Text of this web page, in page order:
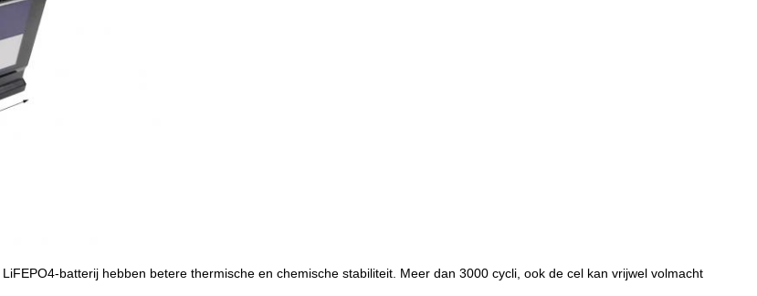
batterij hebben betere thermische en chemische stabiliteit. Meer dan 3000 cycli, ook de cel kan vrijwel volmacht